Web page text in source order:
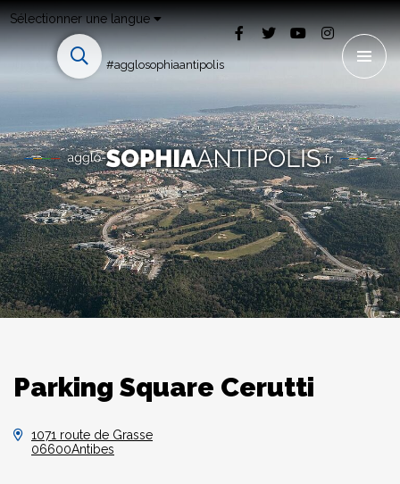
Sélectionner une langue
#agglosophiaantipolis
Parking Square Cerutti
1071 route de Grasse
06600Antibes